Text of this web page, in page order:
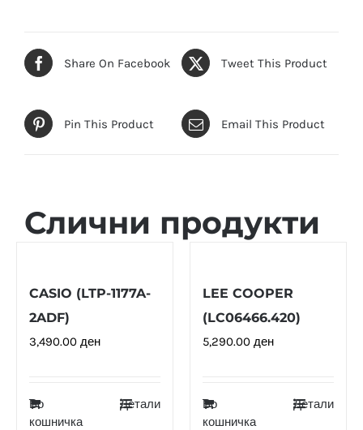
Share On Facebook Tweet This Product
Pin This Product Email This Product
Слични продукти
CASIO (LTP-1177A-
2ADF)
3,490.00 ден
Во
кошничка
Детали
LEE COOPER
(LC06466.420)
5,290.00 ден
Во
кошничка
Детали